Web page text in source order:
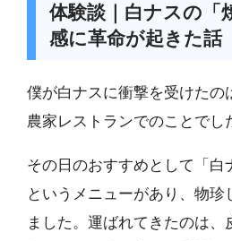
体験談｜白ナスの「
感に革命が起きた話
僕が白ナスに衝撃を受けたの
農家レストランでのことでし
その日のおすすめとして「白
というメニューがあり、物珍
ました。運ばれてきたのは、